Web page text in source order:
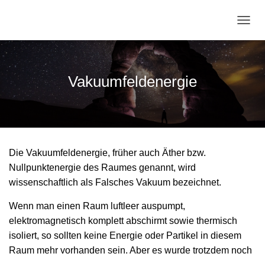
A
I
G
A
I
O
N
Vakuumfeldenergie
Die Vakuumfeldenergie, früher auch Äther bzw.
Nullpunktenergie des Raumes genannt, wird
wissenschaftlich als Falsches Vakuum bezeichnet.
Wenn man einen Raum luftleer auspumpt,
elektromagnetisch komplett abschirmt sowie thermisch
isoliert, so sollten keine Energie oder Partikel in diesem
Raum mehr vorhanden sein. Aber es wurde trotzdem noch